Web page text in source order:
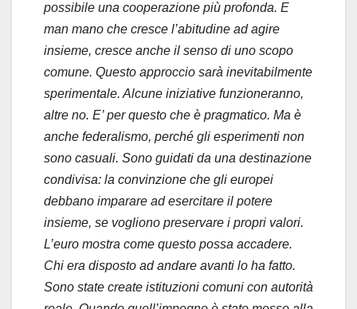
possibile una cooperazione più profonda. E
man mano che cresce l’abitudine ad agire
insieme, cresce anche il senso di uno scopo
comune. Questo approccio sarà inevitabilmente
sperimentale. Alcune iniziative funzioneranno,
altre no. E’ per questo che è pragmatico. Ma è
anche federalismo, perché gli esperimenti non
sono casuali. Sono guidati da una destinazione
condivisa: la convinzione che gli europei
debbano imparare ad esercitare il potere
insieme, se vogliono preservare i propri valori.
L’euro mostra come questo possa accadere.
Chi era disposto ad andare avanti lo ha fatto.
Sono state create istituzioni comuni con autorità